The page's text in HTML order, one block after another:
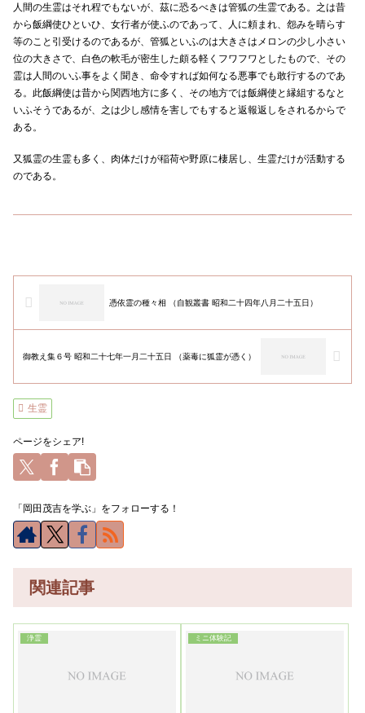
人間の生霊はそれ程でもないが、茲に恐るべきは管狐の生霊である。之は昔
から飯綱使ひといひ、女行者が使ふのであって、人に頼まれ、怨みを晴らす
等のこと引受けるのであるが、管狐といふのは大きさはメロンの少し小さい
位の大きさで、白色の軟毛が密生した頗る軽くフワフワとしたもので、その
霊は人間のいふ事をよく聞き、命令すれば如何なる悪事でも敢行するのであ
る。此飯綱使は昔から関西地方に多く、その地方では飯綱使と縁組するなと
いふそうであるが、之は少し感情を害しでもすると返報返しをされるからで
ある。
又狐霊の生霊も多く、肉体だけが稲荷や野原に棲居し、生霊だけが活動する
のである。
憑依霊の種々相 （自観叢書 昭和二十四年八月二十五日）
御教え集６号 昭和二十七年一月二十五日 （薬毒に狐霊が憑く）
生霊
ページをシェア!
「岡田茂吉を学ぶ」をフォローする！
関連記事
浄霊 ミニ体験記